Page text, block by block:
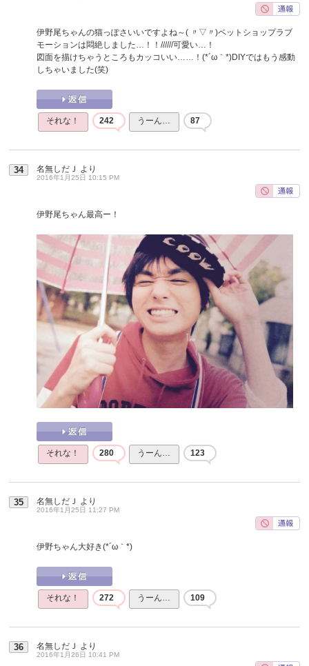
伊野尾ちゃんの猫っぽさいいですよね～( 〃▽〃)ペットショップラブ
モーションは悶絶しました…！！//////可愛い…！
図面を描けちゃうところもカッコいい……！(*´ω｀*)DIYではもう感動
しちゃいました(笑)
それな！ 242 うーん… 87
34 名無しだＪ より
2016年1月25日 10:15 PM
伊野尾ちゃん最高ー！
それな！ 280 うーん… 123
35 名無しだＪ より
2016年1月25日 11:27 PM
伊野ちゃん大好き(*´ω｀*)
それな！ 272 うーん… 109
36 名無しだＪ より
2016年1月26日 10:41 PM